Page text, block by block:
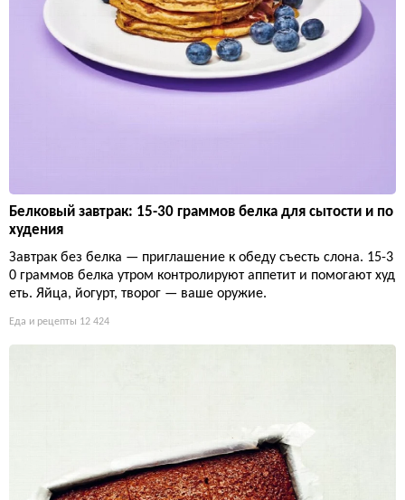
Белковый завтрак: 15-30 граммов белка для сытости и по
худения
Завтрак без белка — приглашение к обеду съесть слона. 15-3
0 граммов белка утром контролируют аппетит и помогают худ
еть. Яйца, йогурт, творог — ваше оружие.
Еда и рецепты 12 424